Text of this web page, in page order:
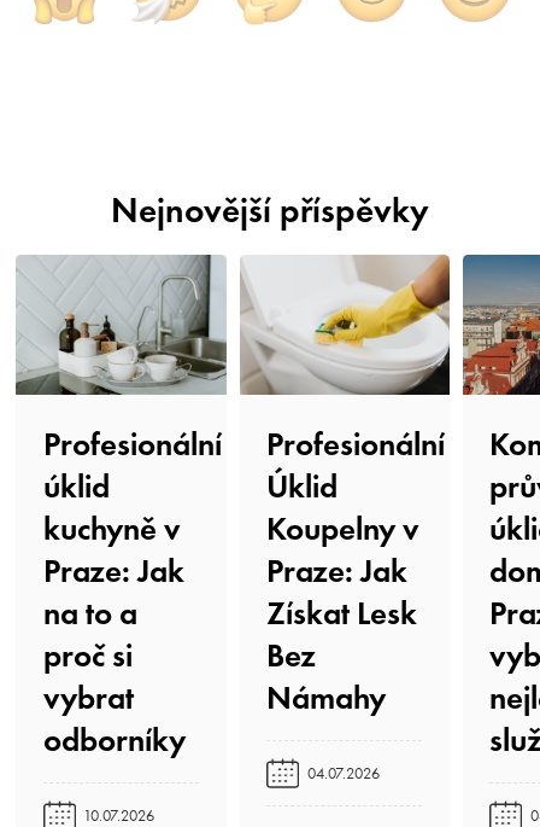
Nejnovější příspěvky
Profesionální
úklid
kuchyně v
Praze: Jak
na to a
proč si
vybrat
odborníky️
10.07.2026
Profesionální
Úklid
Koupelny v
Praze: Jak
Získat Lesk
Bez
Námahy️
04.07.2026